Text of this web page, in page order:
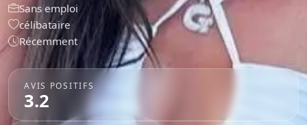
Sans emploi
célibataire
Récemment
AVIS POSITIFS
3.2